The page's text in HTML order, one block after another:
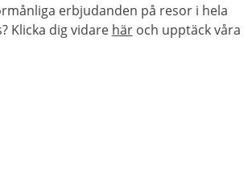
erbjudanden på resor i hela
Klicka dig vidare häroch upptäck våra